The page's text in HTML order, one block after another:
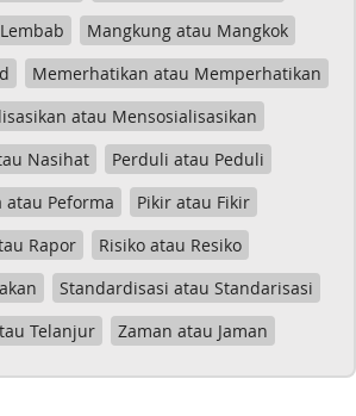
Mangkung atau Mangkok
Memerhatikan atau Memperhatikan
atau Mensosialisasikan
Nasihat
Perduli atau Peduli
atau Peforma
Pikir atau Fikir
Rapor
Risiko atau Resiko
Standardisasi atau Standarisasi
Telanjur
Zaman atau Jaman